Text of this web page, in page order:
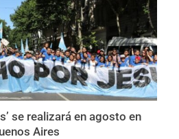
se realizará en agosto en
Aires